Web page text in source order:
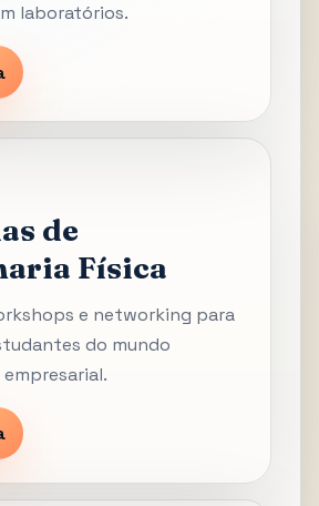
laboratórios.
de
Física
e networking para
do mundo